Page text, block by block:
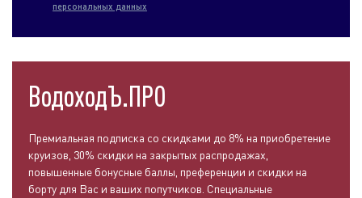
персональных данных
ВодоходЪ.ПРО
Премиальная подписка со скидками до 8% на приобретение
круизов, 30% скидки на закрытых распродажах,
повышенные бонусные баллы, преференции и скидки на
борту для Вас и ваших попутчиков. Специальные